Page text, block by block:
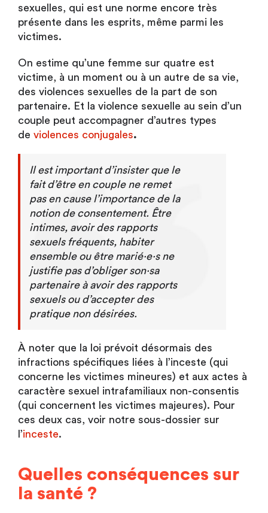
sexuelles, qui est une norme encore très
présente dans les esprits, même parmi les
victimes.
On estime qu’une femme sur quatre est
victime, à un moment ou à un autre de sa vie,
des violences sexuelles de la part de son
partenaire. Et la violence sexuelle au sein d’un
couple peut accompagner d’autres types
de violences conjugales.
Il est important d’insister que le
fait d’être en couple ne remet
pas en cause l’importance de la
notion de consentement. Être
intimes, avoir des rapports
sexuels fréquents, habiter
ensemble ou être marié·e·s ne
justifie pas d’obliger son·sa
partenaire à avoir des rapports
sexuels ou d’accepter des
pratique non désirées.
À noter que la loi prévoit désormais des
infractions spécifiques liées à l’inceste (qui
concerne les victimes mineures) et aux actes à
caractère sexuel intrafamiliaux non-consentis
(qui concernent les victimes majeures). Pour
ces deux cas, voir notre sous-dossier sur
l’inceste.
Quelles conséquences sur
la santé ?